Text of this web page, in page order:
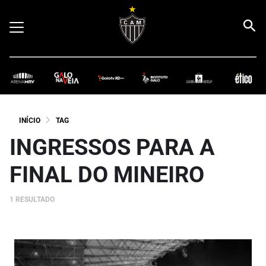
INÍCIO TAG
INGRESSOS PARA A
FINAL DO MINEIRO
1 RESULTADO